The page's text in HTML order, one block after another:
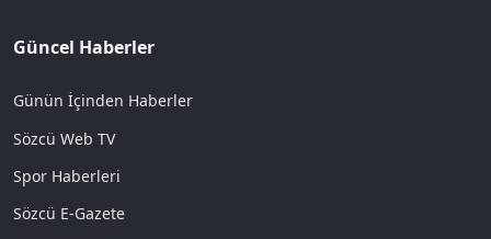
Güncel Haberler
Günün İçinden Haberler
Sözcü Web TV
Spor Haberleri
Sözcü E-Gazete